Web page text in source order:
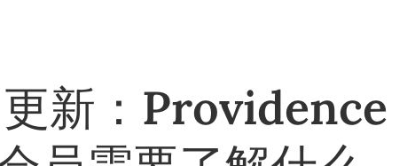
新：Providence